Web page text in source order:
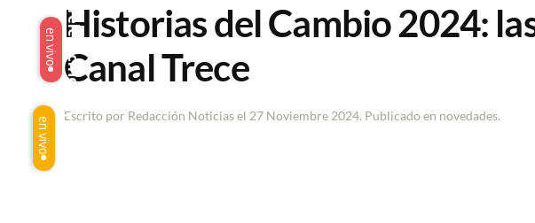
Historias del Cambio 2024:
Canal Trece
Escrito por Redacción Noticias el 27 Noviembre 2024. Publicado en novedades.
Telepacífico
en vivo
en vivo